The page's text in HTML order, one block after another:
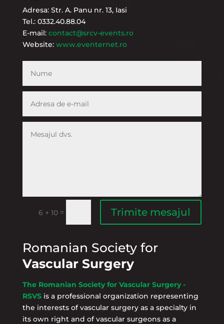
Adresa: Str. A. Panu nr. 13, Iasi
Tel.: 0332.40.88.04
E-mail: contact@srcv-events.ro
Website: www.eventernet.ro
6 + 10 = Trimite mesajul
Romanian Society for
Vascular Surgery
The Romanian Society for Vascular Surgery -
RSVS is a professional organization representing
the interests of vascular surgery as a specialty in
its own right and of vascular surgeons as a